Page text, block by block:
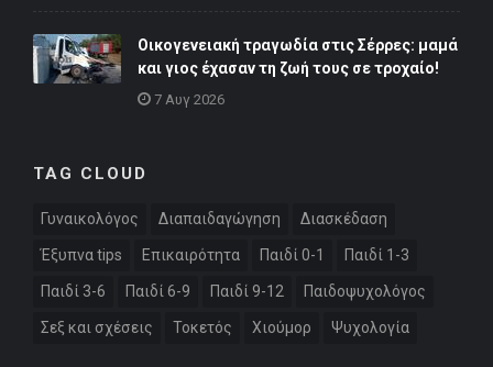
Οικογενειακή τραγωδία στις Σέρρες: μαμά
και γιος έχασαν τη ζωή τους σε τροχαίο!
7 Αυγ 2026
TAG CLOUD
Γυναικολόγος Διαπαιδαγώγηση Διασκέδαση
Έξυπνα tips Επικαιρότητα Παιδί 0-1 Παιδί 1-3
Παιδί 3-6 Παιδί 6-9 Παιδί 9-12 Παιδοψυχολόγος
Σεξ και σχέσεις Τοκετός Χιούμορ Ψυχολογία